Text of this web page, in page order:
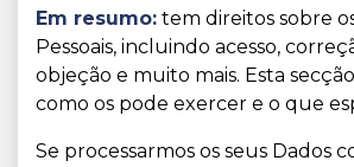
Em resumo: tem direitos sobre
Pessoais, incluindo acesso,
objeção e muito mais. Esta
como os pode exercer e o que
Se processarmos os seus Dados